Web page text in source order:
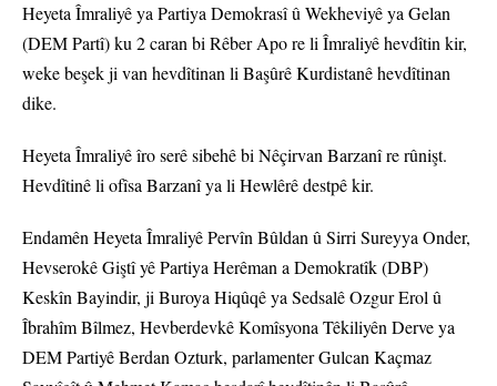
Heyeta Îmraliyê ya Partiya Demokrasî û Wekheviyê ya Gelan
(DEM Partî) ku 2 caran bi Rêber Apo re li Îmraliyê hevdîtin kir,
weke beşek ji van hevdîtinan li Başûrê Kurdistanê hevdîtinan
dike.
Heyeta Îmraliyê îro serê sibehê bi Nêçirvan Barzanî re rûnişt.
Hevdîtinê li ofîsa Barzanî ya li Hewlêrê destpê kir.
Endamên Heyeta Îmraliyê Pervîn Bûldan û Sirri Sureyya Onder,
Hevserokê Giştî yê Partiya Herêman a Demokratîk (DBP)
Keskîn Bayindir, ji Buroya Hiqûqê ya Sedsalê Ozgur Erol û
Îbrahîm Bîlmez, Hevberdevkê Komîsyona Têkiliyên Derve ya
DEM Partiyê Berdan Ozturk, parlamenter Gulcan Kaçmaz